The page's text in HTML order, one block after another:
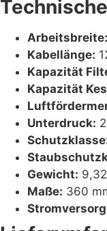
Arbeitsbreite:
Kabellänge:
Kapazität
Kapazität
Unterdruck:
Gewicht:
Maße: 360